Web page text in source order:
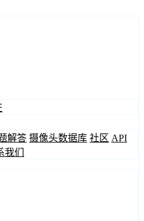
解答 摄像头数据库 社区 API
我们